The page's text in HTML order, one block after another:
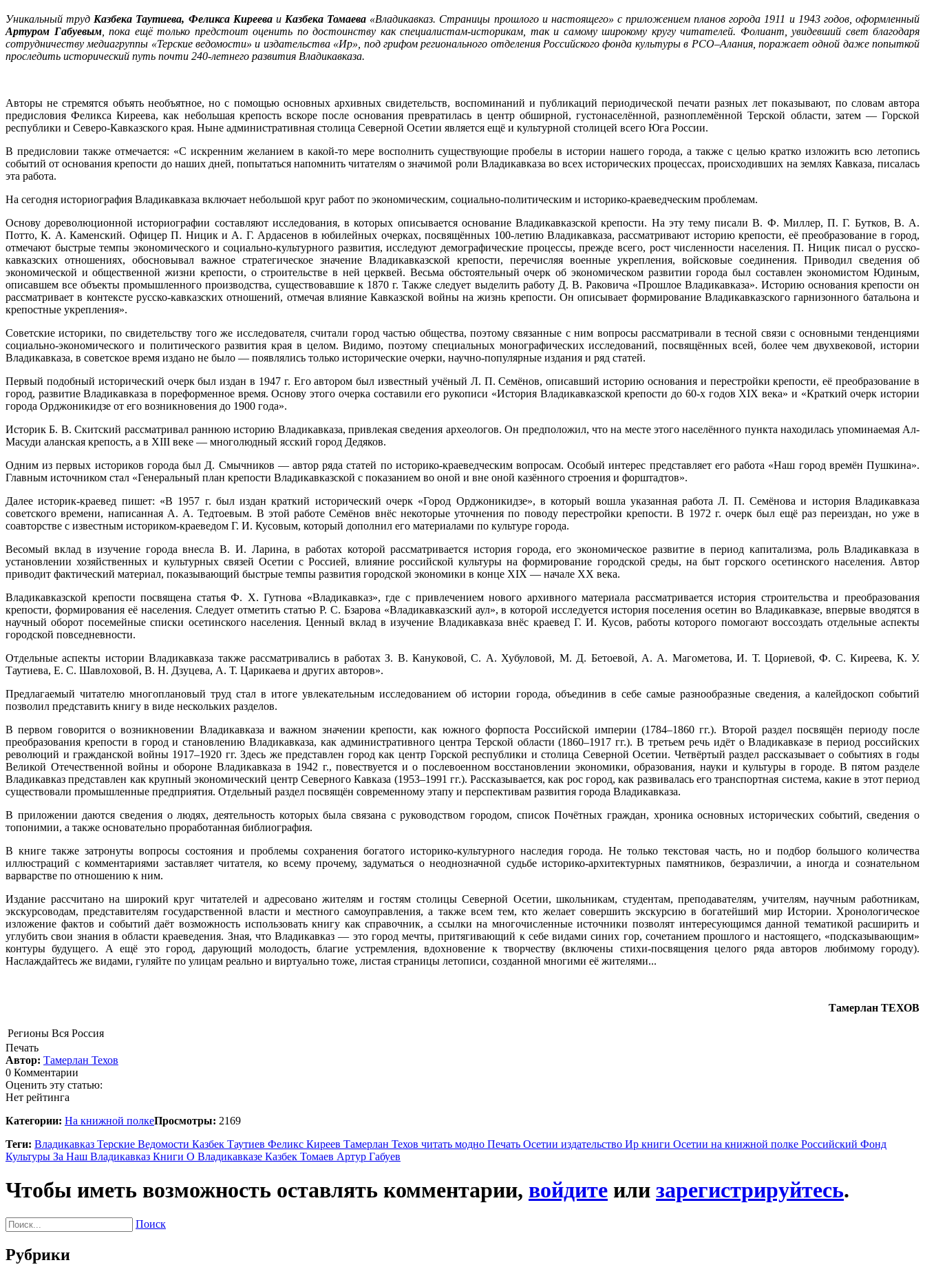
Уникальный труд Казбека Таутиева, Феликса Кирееваи Казбека Томаева «Владикавказ. Страницы прошлого и настоящего» с приложением планов города 1911 и 1943 годов, оформленный
Артуром Габуевым, пока ещё только предстоит оценить по достоинству как специалистам-историкам, так и самому широкому кругу читателей. Фолиант, увидевший свет благодаря
сотрудничеству медиагруппы «Терские ведомости» и издательства «Ир», под грифом регионального отделения Российского фонда культуры в РСО–Алания, поражает одной даже попыткой
проследить исторический путь почти 240-летнего развития Владикавказа.
Авторы не стремятся объять необъятное, но с помощью основных архивных свидетельств, воспоминаний и публикаций периодической печати разных лет показывают, по словам автора
предисловия Феликса Киреева, как небольшая крепость вскоре после основания превратилась в центр обширной, густонаселённой, разноплемённой Терской области, затем — Горской
республики и Северо-Кавказского края. Ныне административная столица Северной Осетии является ещё и культурной столицей всего Юга России.
В предисловии также отмечается: «С искренним желанием в какой-то мере восполнить существующие пробелы в истории нашего города, а также с целью кратко изложить всю летопись
событий от основания крепости до наших дней, попытаться напомнить читателям о значимой роли Владикавказа во всех исторических процессах, происходивших на землях Кавказа, писалась
эта работа.
На сегодня историография Владикавказа включает небольшой круг работ по экономическим, социально-политическим и историко-краеведческим проблемам.
Основу дореволюционной историографии составляют исследования, в которых описывается основание Владикавказской крепости. На эту тему писали В. Ф. Миллер, П. Г. Бутков, В. А.
Потто, К. А. Каменский. Офицер П. Ницик и А. Г. Ардасенов в юбилейных очерках, посвящённых 100-летию Владикавказа, рассматривают историю крепости, её преобразование в город,
отмечают быстрые темпы экономического и социально-культурного развития, исследуют демографические процессы, прежде всего, рост численности населения. П. Ницик писал о русско-
кавказских отношениях, обосновывал важное стратегическое значение Владикавказской крепости, перечисляя военные укрепления, войсковые соединения. Приводил сведения об
экономической и общественной жизни крепости, о строительстве в ней церквей. Весьма обстоятельный очерк об экономическом развитии города был составлен экономистом Юдиным,
описавшем все объекты промышленного производства, существовавшие к 1870 г. Также следует выделить работу Д. В. Раковича «Прошлое Владикавказа». Историю основания крепости он
рассматривает в контексте русско-кавказских отношений, отмечая влияние Кавказской войны на жизнь крепости. Он описывает формирование Владикавказского гарнизонного батальона и
крепостные укрепления».
Советские историки, по свидетельству того же исследователя, считали город частью общества, поэтому связанные с ним вопросы рассматривали в тесной связи с основными тенденциями
социально-экономического и политического развития края в целом. Видимо, поэтому специальных монографических исследований, посвящённых всей, более чем двухвековой, истории
Владикавказа, в советское время издано не было — появлялись только исторические очерки, научно-популярные издания и ряд статей.
Первый подобный исторический очерк был издан в 1947 г. Его автором был известный учёный Л. П. Семёнов, описавший историю основания и перестройки крепости, её преобразование в
город, развитие Владикавказа в пореформенное время. Основу этого очерка составили его рукописи «История Владикавказской крепости до 60-х годов XIX века» и «Краткий очерк истории
города Орджоникидзе от его возникновения до 1900 года».
Историк Б. В. Скитский рассматривал раннюю историю Владикавказа, привлекая сведения археологов. Он предположил, что на месте этого населённого пункта находилась упоминаемая Ал-
Масуди аланская крепость, а в XIII веке — многолюдный ясский город Дедяков.
Одним из первых историков города был Д. Смычников — автор ряда статей по историко-краеведческим вопросам. Особый интерес представляет его работа «Наш город времён Пушкина».
Главным источником стал «Генеральный план крепости Владикавказской с показанием во оной и вне оной казённого строения и форштадтов».
Далее историк-краевед пишет: «В 1957 г. был издан краткий исторический очерк «Город Орджоникидзе», в который вошла указанная работа Л. П. Семёнова и история Владикавказа
советского времени, написанная А. А. Тедтоевым. В этой работе Семёнов внёс некоторые уточнения по поводу перестройки крепости. В 1972 г. очерк был ещё раз переиздан, но уже в
соавторстве с известным историком-краеведом Г. И. Кусовым, который дополнил его материалами по культуре города.
Весомый вклад в изучение города внесла В. И. Ларина, в работах которой рассматривается история города, его экономическое развитие в период капитализма, роль Владикавказа в
установлении хозяйственных и культурных связей Осетии с Россией, влияние российской культуры на формирование городской среды, на быт горского осетинского населения. Автор
приводит фактический материал, показывающий быстрые темпы развития городской экономики в конце XIX — начале XX века.
Владикавказской крепости посвящена статья Ф. Х. Гутнова «Владикавказ», где с привлечением нового архивного материала рассматривается история строительства и преобразования
крепости, формирования её населения. Следует отметить статью Р. С. Бзарова «Владикавказский аул», в которой исследуется история поселения осетин во Владикавказе, впервые вводятся в
научный оборот посемейные списки осетинского населения. Ценный вклад в изучение Владикавказа внёс краевед Г. И. Кусов, работы которого помогают воссоздать отдельные аспекты
городской повседневности.
Отдельные аспекты истории Владикавказа также рассматривались в работах З. В. Кануковой, С. А. Хубуловой, М. Д. Бетоевой, А. А. Магометова, И. Т. Цориевой, Ф. С. Киреева, К. У.
Таутиева, Е. С. Шавлоховой, В. Н. Дзуцева, А. Т. Царикаева и других авторов».
Предлагаемый читателю многоплановый труд стал в итоге увлекательным исследованием об истории города, объединив в себе самые разнообразные сведения, а калейдоскоп событий
позволил представить книгу в виде нескольких разделов.
В первом говорится о возникновении Владикавказа и важном значении крепости, как южного форпоста Российской империи (1784–1860 гг.). Второй раздел посвящён периоду после
преобразования крепости в город и становлению Владикавказа, как административного центра Терской области (1860–1917 гг.). В третьем речь идёт о Владикавказе в период российских
революций и гражданской войны 1917–1920 гг. Здесь же представлен город как центр Горской республики и столица Северной Осетии. Четвёртый раздел рассказывает о событиях в годы
Великой Отечественной войны и обороне Владикавказа в 1942 г., повествуется и о послевоенном восстановлении экономики, образования, науки и культуры в городе. В пятом разделе
Владикавказ представлен как крупный экономический центр Северного Кавказа (1953–1991 гг.). Рассказывается, как рос город, как развивалась его транспортная система, какие в этот период
существовали промышленные предприятия. Отдельный раздел посвящён современному этапу и перспективам развития города Владикавказа.
В приложении даются сведения о людях, деятельность которых была связана с руководством городом, список Почётных граждан, хроника основных исторических событий, сведения о
топонимии, а также основательно проработанная библиография.
В книге также затронуты вопросы состояния и проблемы сохранения богатого историко-культурного наследия города. Не только текстовая часть, но и подбор большого количества
иллюстраций с комментариями заставляет читателя, ко всему прочему, задуматься о неоднозначной судьбе историко-архитектурных памятников, безразличии, а иногда и сознательном
варварстве по отношению к ним.
Издание рассчитано на широкий круг читателей и адресовано жителям и гостям столицы Северной Осетии, школьникам, студентам, преподавателям, учителям, научным работникам,
экскурсоводам, представителям государственной власти и местного самоуправления, а также всем тем, кто желает совершить экскурсию в богатейший мир Истории. Хронологическое
изложение фактов и событий даёт возможность использовать книгу как справочник, а ссылки на многочисленные источники позволят интересующимся данной тематикой расширить и
углубить свои знания в области краеведения. Зная, что Владикавказ — это город мечты, притягивающий к себе видами синих гор, сочетанием прошлого и настоящего, «подсказывающим»
контуры будущего. А ещё это город, дарующий молодость, благие устремления, вдохновение к творчеству (включены стихи-посвящения целого ряда авторов любимому городу).
Наслаждайтесь же видами, гуляйте по улицам реально и виртуально тоже, листая страницы летописи, созданной многими её жителями...
Тамерлан ТЕХОВ
Регионы Вся Россия
Печать
Автор: Тамерлан Техов
0 Комментарии
Оценить эту статью:
Нет рейтинга
Категории: На книжной полкеПросмотры: 2169
Теги: Владикавказ Терские Ведомости Казбек Таутиев Феликс Киреев Тамерлан Техов читать модно Печать Осетии издательство Ир книги Осетии на книжной полке Российский Фонд
Культуры За Наш Владикавказ Книги О Владикавказе Казбек Томаев Артур Габуев
Чтобы иметь возможность оставлять комментарии, войдите или зарегистрируйтесь.
Поиск
Рубрики